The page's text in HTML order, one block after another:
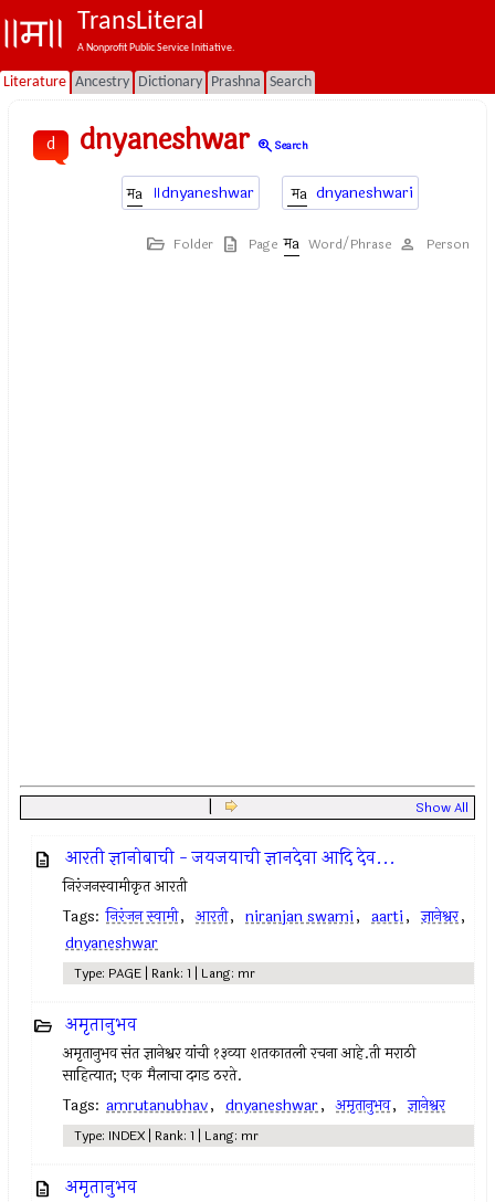
TransLiteral
A Nonprofit Public Service Initiative.
Literature Ancestry Dictionary Prashna Search
d dnyaneshwar zoom_inSearch
॥dnyaneshwar dnyaneshwari
Folder Page Word/Phrase Person
Show All
आरती ज्ञानोबाची - जयजयाची ज्ञानदेवा आदि देव...
निरंजनस्वामीकृत आरती
Tags: निरंजन स्वामी, आरती, niranjan swami, aarti, ज्ञानेश्वर,
dnyaneshwar
Type: PAGE | Rank: 1 | Lang: mr
अमृतानुभव
अमृतानुभव संत ज्ञानेश्वर यांची १३व्या शतकातली रचना आहे.ती मराठी
साहित्यात; एक मैलाचा दगड ठरते.
Tags: amrutanubhav, dnyaneshwar, अमृतानुभव, ज्ञानेश्वर
Type: INDEX | Rank: 1 | Lang: mr
अमृतानुभव